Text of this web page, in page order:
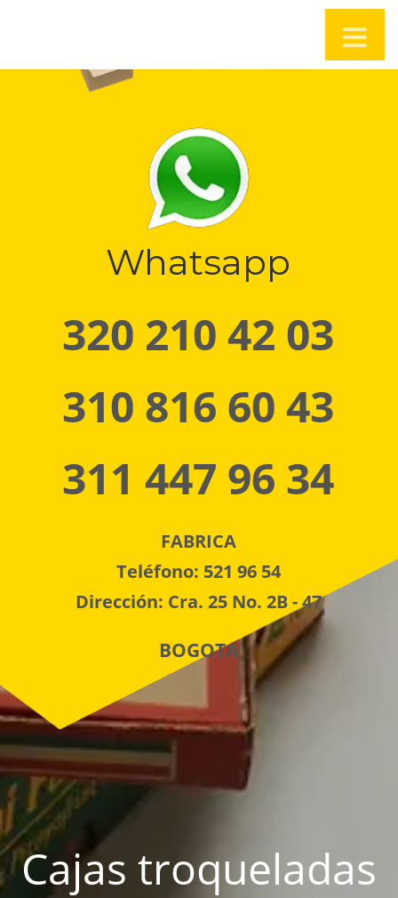
Whatsapp
320 210 42 03
310 816 60 43
311 447 96 34
FABRICA
Teléfono: 521 96 54
Dirección: Cra. 25 No. 2B - 47
BOGOTA
Cajas troqueladas